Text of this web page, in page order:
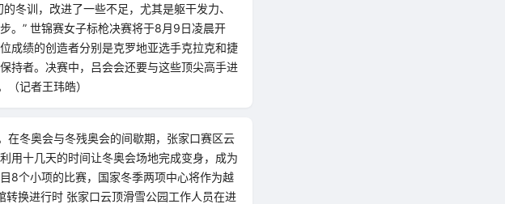
冬训，改进了一些不足，尤其是躯干发力、
。” 世锦赛女子标枪决赛将于8月9日凌晨开
成绩的创造者分别是克罗地亚选手克拉克和捷
持者。决赛中，吕会会还要与这些顶尖高手进
记者王玮皓）
在冬奥会与冬残奥会的间歇期，张家口赛区云
用十几天的时间让冬奥会场地完成变身，成为
8个小项的比赛，国家冬季两项中心将作为越
换进行时 张家口云顶滑雪公园工作人员在进